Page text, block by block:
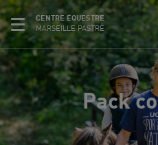
CENTRE ÉQUESTRE
MARSEILLE PASTRÉ
Pack